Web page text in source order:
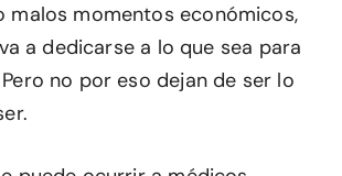
malos momentos económicos,
a dedicarse a lo que sea para
no por eso dejan de ser lo